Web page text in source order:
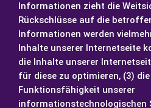
Informationen zieht die
Rückschlüsse auf die
Informationen werden
Inhalte unserer Internetseite
die Inhalte unserer
für diese zu optimieren, (3)
Funktionsfähigkeit unserer
informationstechnologischen